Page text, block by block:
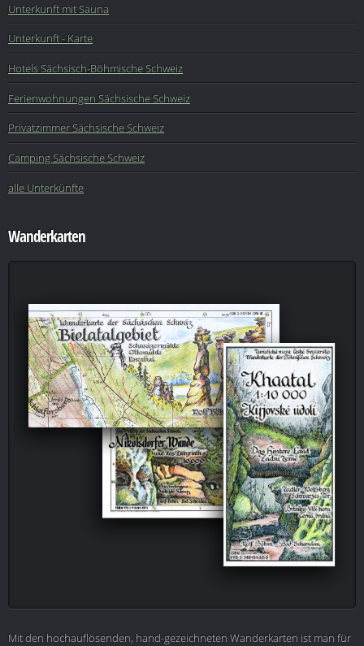
Unterkunft mit Sauna
Unterkunft - Karte
Hotels Sächsisch-Böhmische Schweiz
Ferienwohnungen Sächsische Schweiz
Privatzimmer Sächsische Schweiz
Camping Sächsische Schweiz
alle Unterkünfte
Wanderkarten
Mit den hochauflösenden, hand-gezeichneten Wanderkarten ist man für